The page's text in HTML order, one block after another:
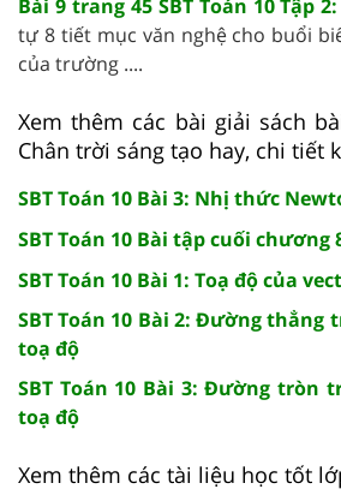
Bài 9 trang 45 SBT Toán 10 Tập 2:
tự 8 tiết mục văn nghệ cho buổi
của trường ....
Xem thêm các bài giải sách
Chân trời sáng tạo hay, chi tiết
SBT Toán 10 Bài 3: Nhị thức
SBT Toán 10 Bài tập cuối chương
SBT Toán 10 Bài 1: Toạ độ của
SBT Toán 10 Bài 2: Đường thẳng
toạ độ
SBT Toán 10 Bài 3: Đường tròn
toạ độ
Xem thêm các tài liệu học tốt